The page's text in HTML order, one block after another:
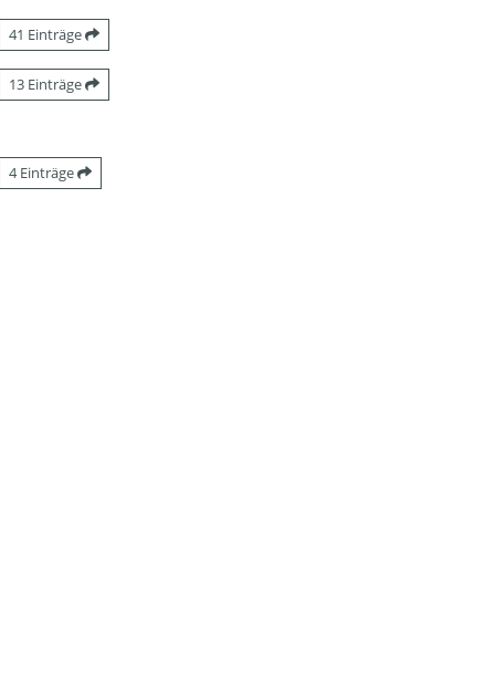
41 Einträge
13 Einträge
4 Einträge